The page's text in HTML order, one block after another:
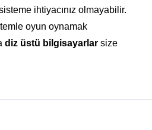
ihtiyacınız olmayabilir.
oyun oynamak
diz üstü bilgisayarlar size